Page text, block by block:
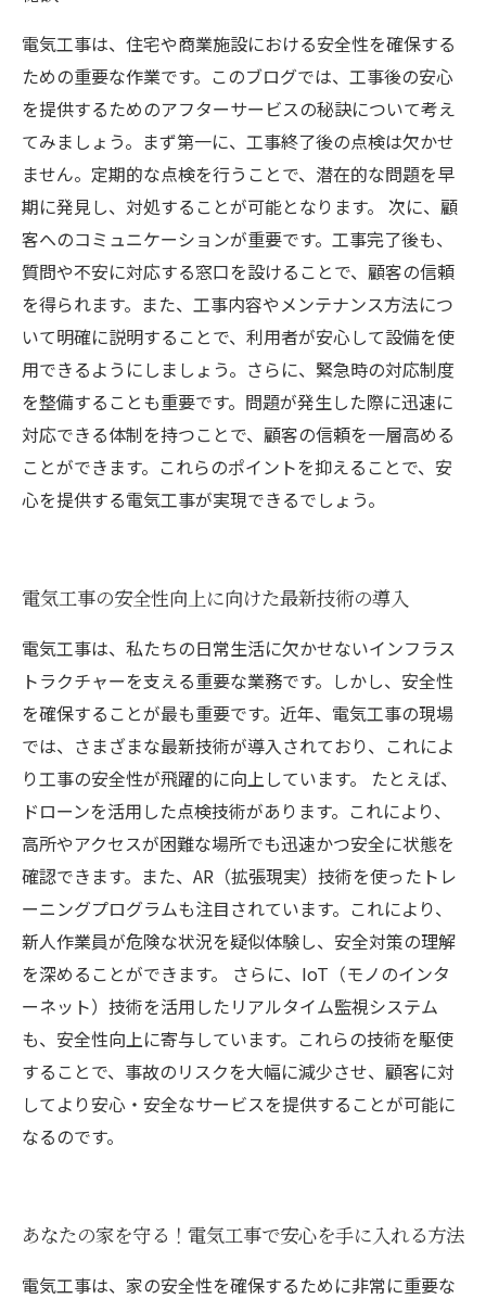
電気工事は、住宅や商業施設における安全性を確保する
ための重要な作業です。このブログでは、工事後の安心
を提供するためのアフターサービスの秘訣について考え
てみましょう。まず第一に、工事終了後の点検は欠かせ
ません。定期的な点検を行うことで、潜在的な問題を早
期に発見し、対処することが可能となります。 次に、顧
客へのコミュニケーションが重要です。工事完了後も、
質問や不安に対応する窓口を設けることで、顧客の信頼
を得られます。また、工事内容やメンテナンス方法につ
いて明確に説明することで、利用者が安心して設備を使
用できるようにしましょう。さらに、緊急時の対応制度
を整備することも重要です。問題が発生した際に迅速に
対応できる体制を持つことで、顧客の信頼を一層高める
ことができます。これらのポイントを抑えることで、安
心を提供する電気工事が実現できるでしょう。
電気工事の安全性向上に向けた最新技術の導入
電気工事は、私たちの日常生活に欠かせないインフラス
トラクチャーを支える重要な業務です。しかし、安全性
を確保することが最も重要です。近年、電気工事の現場
では、さまざまな最新技術が導入されており、これによ
り工事の安全性が飛躍的に向上しています。 たとえば、
ドローンを活用した点検技術があります。これにより、
高所やアクセスが困難な場所でも迅速かつ安全に状態を
確認できます。また、AR（拡張現実）技術を使ったトレ
ーニングプログラムも注目されています。これにより、
新人作業員が危険な状況を疑似体験し、安全対策の理解
を深めることができます。 さらに、IoT（モノのインタ
ーネット）技術を活用したリアルタイム監視システム
も、安全性向上に寄与しています。これらの技術を駆使
することで、事故のリスクを大幅に減少させ、顧客に対
してより安心・安全なサービスを提供することが可能に
なるのです。
あなたの家を守る！電気工事で安心を手に入れる方法
電気工事は、家の安全性を確保するために非常に重要な